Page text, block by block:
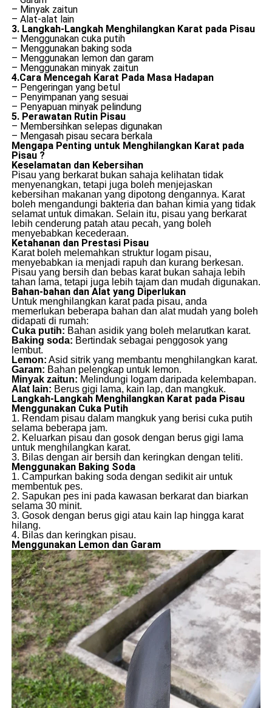
– Minyak zaitun
– Alat-alat lain
3. Langkah-Langkah Menghilangkan Karat pada Pisau
– Menggunakan cuka putih
– Menggunakan baking soda
– Menggunakan lemon dan garam
– Menggunakan minyak zaitun
4.Cara Mencegah Karat Pada Masa Hadapan
– Pengeringan yang betul
– Penyimpanan yang sesuai
– Penyapuan minyak pelindung
5. Perawatan Rutin Pisau
– Membersihkan selepas digunakan
– Mengasah pisau secara berkala
Mengapa Penting untuk Menghilangkan Karat pada
Pisau ?
Keselamatan dan Kebersihan
Pisau yang berkarat bukan sahaja kelihatan tidak
menyenangkan, tetapi juga boleh menjejaskan
kebersihan makanan yang dipotong dengannya. Karat
boleh mengandungi bakteria dan bahan kimia yang tidak
selamat untuk dimakan. Selain itu, pisau yang berkarat
lebih cenderung patah atau pecah, yang boleh
menyebabkan kecederaan.
Ketahanan dan Prestasi Pisau
Karat boleh melemahkan struktur logam pisau,
menyebabkan ia menjadi rapuh dan kurang berkesan.
Pisau yang bersih dan bebas karat bukan sahaja lebih
tahan lama, tetapi juga lebih tajam dan mudah digunakan.
Bahan-bahan dan Alat yang Diperlukan
Untuk menghilangkan karat pada pisau, anda
memerlukan beberapa bahan dan alat mudah yang boleh
didapati di rumah:
Cuka putih: Bahan asidik yang boleh melarutkan karat.
Baking soda: Bertindak sebagai penggosok yang
lembut.
Lemon: Asid sitrik yang membantu menghilangkan karat.
Garam: Bahan pelengkap untuk lemon.
Minyak zaitun: Melindungi logam daripada kelembapan.
Alat lain: Berus gigi lama, kain lap, dan mangkuk.
Langkah-Langkah Menghilangkan Karat pada Pisau
Menggunakan Cuka Putih
1. Rendam pisau dalam mangkuk yang berisi cuka putih
selama beberapa jam.
2. Keluarkan pisau dan gosok dengan berus gigi lama
untuk menghilangkan karat.
3. Bilas dengan air bersih dan keringkan dengan teliti.
Menggunakan Baking Soda
1. Campurkan baking soda dengan sedikit air untuk
membentuk pes.
2. Sapukan pes ini pada kawasan berkarat dan biarkan
selama 30 minit.
3. Gosok dengan berus gigi atau kain lap hingga karat
hilang.
4. Bilas dan keringkan pisau.
Menggunakan Lemon dan Garam